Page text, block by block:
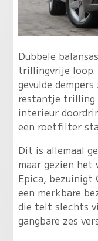
Dubbele
trillingvrije
gevulde
restantje trilling
interieur
een roetfilter
Dit is allemaal
maar gezien het
Epica, bezuinigt
een merkbare
die telt slechts
gangbare zes